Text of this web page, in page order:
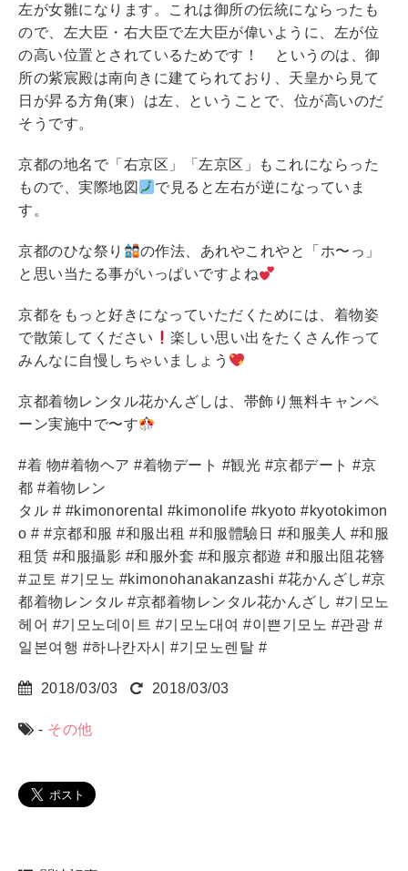
左が女雛になります。これは御所の伝統にならったも
ので、左大臣・右大臣で左大臣が偉いように、左が位
の高い位置とされているためです！ というのは、御
所の紫宸殿は南向きに建てられており、天皇から見て
日が昇る方角(東）は左、ということで、位が高いのだ
そうです。
京都の地名で「右京区」「左京区」もこれにならった
もので、実際地図
で見ると左右が逆になっていま
す。
京都のひな祭り
の作法、あれやこれやと「ホ〜っ」
と思い当たる事がいっぱいですよね
京都をもっと好きになっていただくためには、着物姿
で散策してください
楽しい思い出をたくさん作って
みんなに自慢しちゃいましょう
京都着物レンタル花かんざしは、帯飾り無料キャンペ
ーン実施中で〜す
#着 物#着物ヘア #着物デート #観光 #京都デート #京
都 #着物レン
タル # #kimonorental #kimonolife #kyoto #kyotokimon
o # #京都和服 #和服出租 #和服體驗日 #和服美人 #和服
租赁 #和服攝影 #和服外套 #和服京都遊 #和服出阻花簪
#교토 #기모노 #kimonohanakanzashi #花かんざし#京
都着物レンタル #京都着物レンタル花かんざし #기모노
헤어 #기모노데이트 #기모노대여 #이쁜기모노 #관광 #
일본여행 #하나칸자시 #기모노렌탈 #
2018/03/03 2018/03/03
- その他